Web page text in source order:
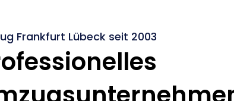
Frankfurt Lübeck seit 2003